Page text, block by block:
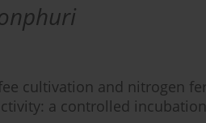
cultivation and nitrogen
a controlled